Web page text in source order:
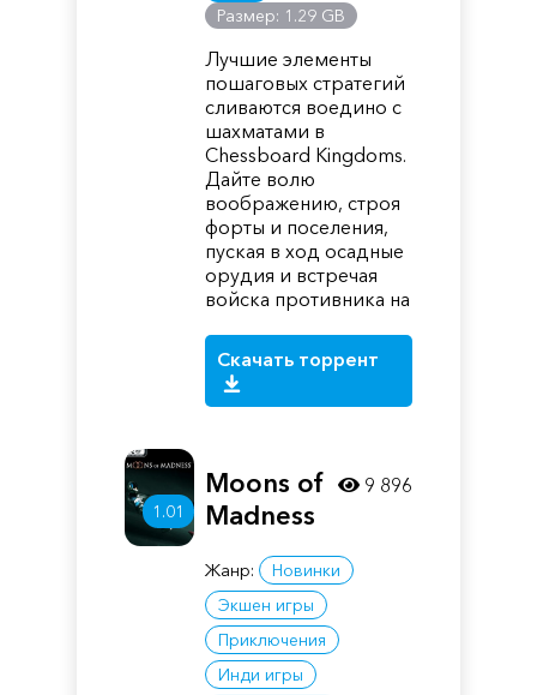
Размер: 1.29 GB
Лучшие элементы
пошаговых стратегий
сливаются воедино с
шахматами в
Chessboard Kingdoms.
Дайте волю
воображению, строя
форты и поселения,
пуская в ход осадные
орудия и встречая
войска противника на
Скачать торрент
1.01
Moons of
Madness
Жанр:
Новинки
Экшен игры
Приключения
Инди игры
9 896